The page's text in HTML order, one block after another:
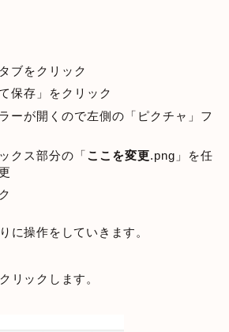
ブをクリック
保存」をクリック
ーが開くので左側の「ピクチャ」フ
クス部分の「ここを変更.png」を任
に操作をしていきます。
リックします。